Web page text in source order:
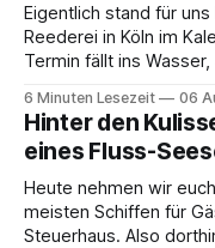
Eigentlich stand für
Reederei in Köln im
Termin fällt ins
und fahren mit Thurgau
Budapest. Auch
6 Minuten Lesezeit 06
Hinter den
eines Fluss-
Heute nehmen wir
meisten Schiffen für
Steuerhaus. Also